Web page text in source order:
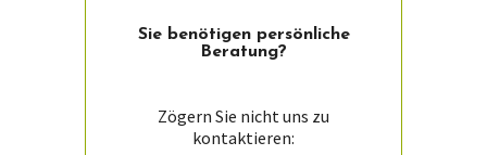
Sie ­benötigen persön­liche
Beratung?
Zögern Sie nicht uns zu
kontaktieren: